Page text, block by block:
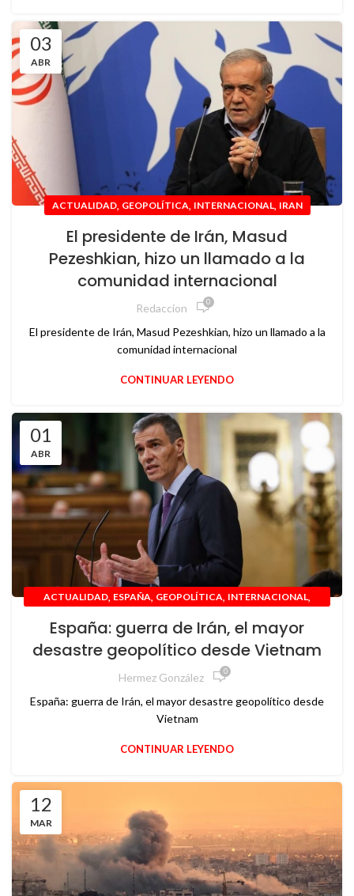
03
ABR
ACTUALIDAD, GEOPOLÍTICA, INTERNACIONAL, IRAN
El presidente de Irán, Masud
Pezeshkian, hizo un llamado a la
comunidad internacional
Redaccion 0
El presidente de Irán, Masud Pezeshkian, hizo un llamado a la
comunidad internacional
CONTINUAR LEYENDO
01
ABR
ACTUALIDAD, ESPAÑA, GEOPOLÍTICA, INTERNACIONAL,
España: guerra de Irán, el mayor
desastre geopolítico desde Vietnam
Hermez González 0
España: guerra de Irán, el mayor desastre geopolítico desde
Vietnam
CONTINUAR LEYENDO
12
MAR